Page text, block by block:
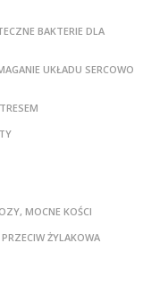
BAKTERIE DLA
UKŁADU SERCOWO
MOCNE KOŚCI
ŻYLAKOWA